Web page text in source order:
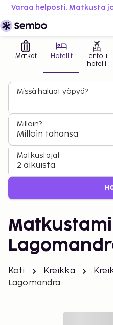
Matkat Hotellit
Lento +
hotelli
Missä haluat yöpyä?
Milloin?
Milloin tahansa
Matkustajat
2 aikuista
Koti Kreikka
Lagomandra